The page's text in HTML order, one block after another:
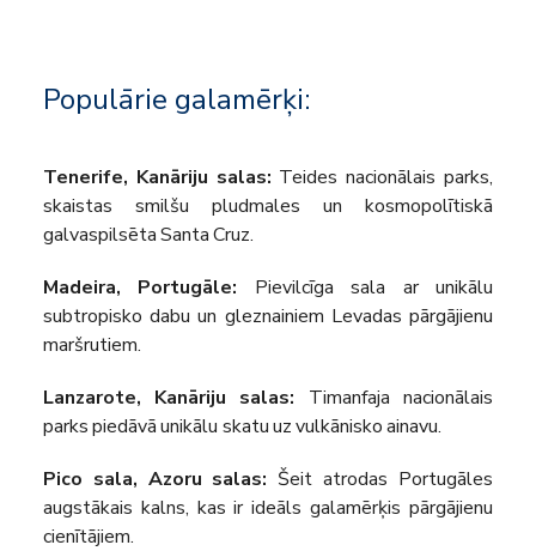
Populārie galamērķi:
Tenerife, Kanāriju salas: Teides nacionālais parks,
skaistas smilšu pludmales un kosmopolītiskā
galvaspilsēta Santa Cruz.
Madeira, Portugāle: Pievilcīga sala ar unikālu
subtropisko dabu un gleznainiem Levadas pārgājienu
maršrutiem.
Lanzarote, Kanāriju salas: Timanfaja nacionālais
parks piedāvā unikālu skatu uz vulkānisko ainavu.
Pico sala, Azoru salas: Šeit atrodas Portugāles
augstākais kalns, kas ir ideāls galamērķis pārgājienu
cienītājiem.